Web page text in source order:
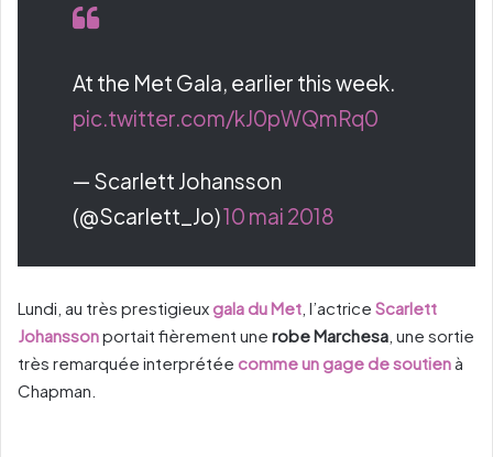
At the Met Gala, earlier this week.
pic.twitter.com/kJ0pWQmRq0
— Scarlett Johansson
(@Scarlett_Jo)10 mai 2018
Lundi, au très prestigieuxgala du Met , l’actrice Scarlett
Johanssonportait fièrement une robe Marchesa , une sortie
très remarquée interprétée comme un gage de soutienà
Chapman.